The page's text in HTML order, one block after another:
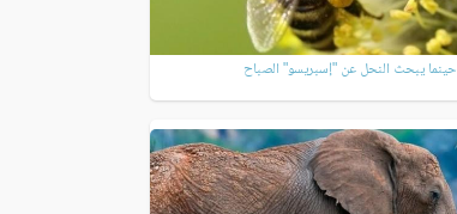
حينما يبحث النحل عن "إسبريسو" الصباح